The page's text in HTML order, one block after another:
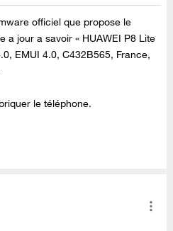
officiel que propose le
a jour a savoir « HUAWEI P8 Lite
EMUI 4.0, C432B565, France,
le téléphone.